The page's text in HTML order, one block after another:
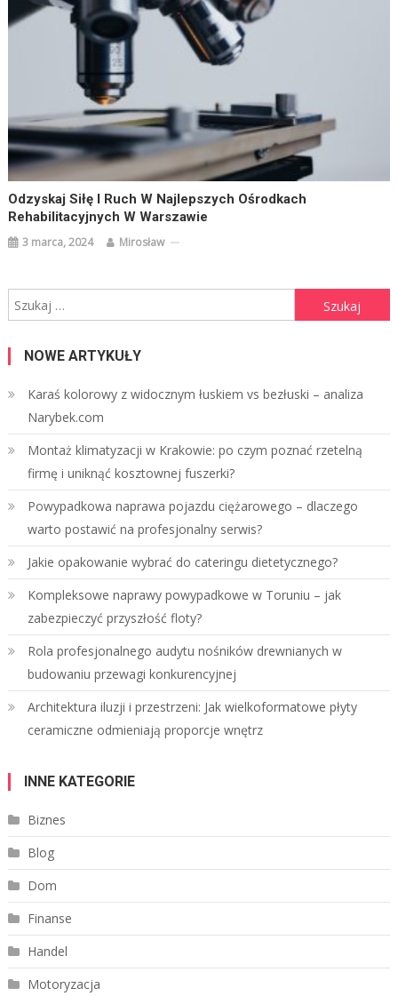
Odzyskaj Siłę I Ruch W Najlepszych Ośrodkach
Rehabilitacyjnych W Warszawie
3 marca, 2024 Mirosław
Szukaj:
NOWE ARTYKUŁY
Karaś kolorowy z widocznym łuskiem vs bezłuski – analiza
Narybek.com
Montaż klimatyzacji w Krakowie: po czym poznać rzetelną
firmę i uniknąć kosztownej fuszerki?
Powypadkowa naprawa pojazdu ciężarowego – dlaczego
warto postawić na profesjonalny serwis?
Jakie opakowanie wybrać do cateringu dietetycznego?
Kompleksowe naprawy powypadkowe w Toruniu – jak
zabezpieczyć przyszłość floty?
Rola profesjonalnego audytu nośników drewnianych w
budowaniu przewagi konkurencyjnej
Architektura iluzji i przestrzeni: Jak wielkoformatowe płyty
ceramiczne odmieniają proporcje wnętrz
INNE KATEGORIE
Biznes
Blog
Dom
Finanse
Handel
Motoryzacja